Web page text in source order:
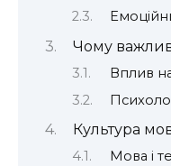
Чому
Вплив
Культура
Мова і